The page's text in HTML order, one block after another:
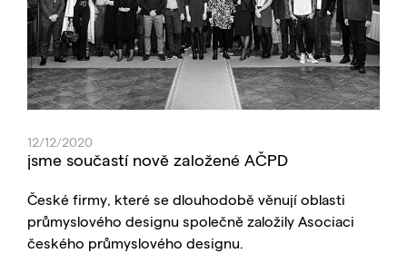
12/12/2020
jsme součastí nově založené AČPD
České firmy, které se dlouhodobě věnují oblasti
průmyslového designu společně založily Asociaci
českého průmyslového designu.